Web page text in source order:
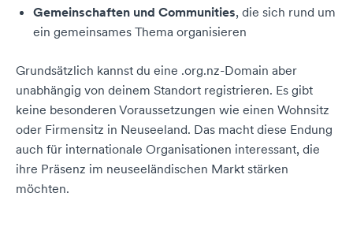
Gemeinschaften und Communities, die sich rund um
ein gemeinsames Thema organisieren
Grundsätzlich kannst du eine .org.nz-Domain aber
unabhängig von deinem Standort registrieren. Es gibt
keine besonderen Voraussetzungen wie einen Wohnsitz
oder Firmensitz in Neuseeland. Das macht diese Endung
auch für internationale Organisationen interessant, die
ihre Präsenz im neuseeländischen Markt stärken
möchten.